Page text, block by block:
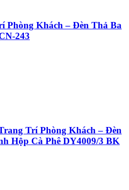
Phòng Khách – Đèn Thả Ba
243
Trí Phòng Khách – Đèn
Hộp Cà Phê DY4009/3 BK